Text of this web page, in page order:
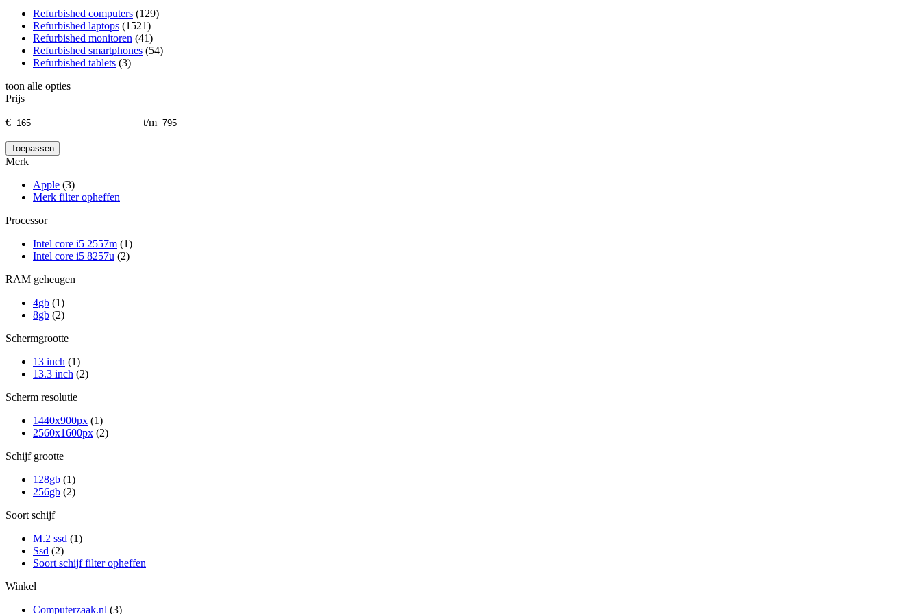
Refurbished computers (129)
Refurbished laptops (1521)
Refurbished monitoren (41)
Refurbished smartphones (54)
Refurbished tablets (3)
toon alle opties
Prijs
€ t/m
Merk
Apple (3)
Merk filter opheffen
Processor
Intel core i5 2557m (1)
Intel core i5 8257u (2)
RAM geheugen
4gb (1)
8gb (2)
Schermgrootte
13 inch (1)
13.3 inch (2)
Scherm resolutie
1440x900px (1)
2560x1600px (2)
Schijf grootte
128gb (1)
256gb (2)
Soort schijf
M.2 ssd (1)
Ssd (2)
Soort schijf filter opheffen
Winkel
Computerzaak.nl (3)